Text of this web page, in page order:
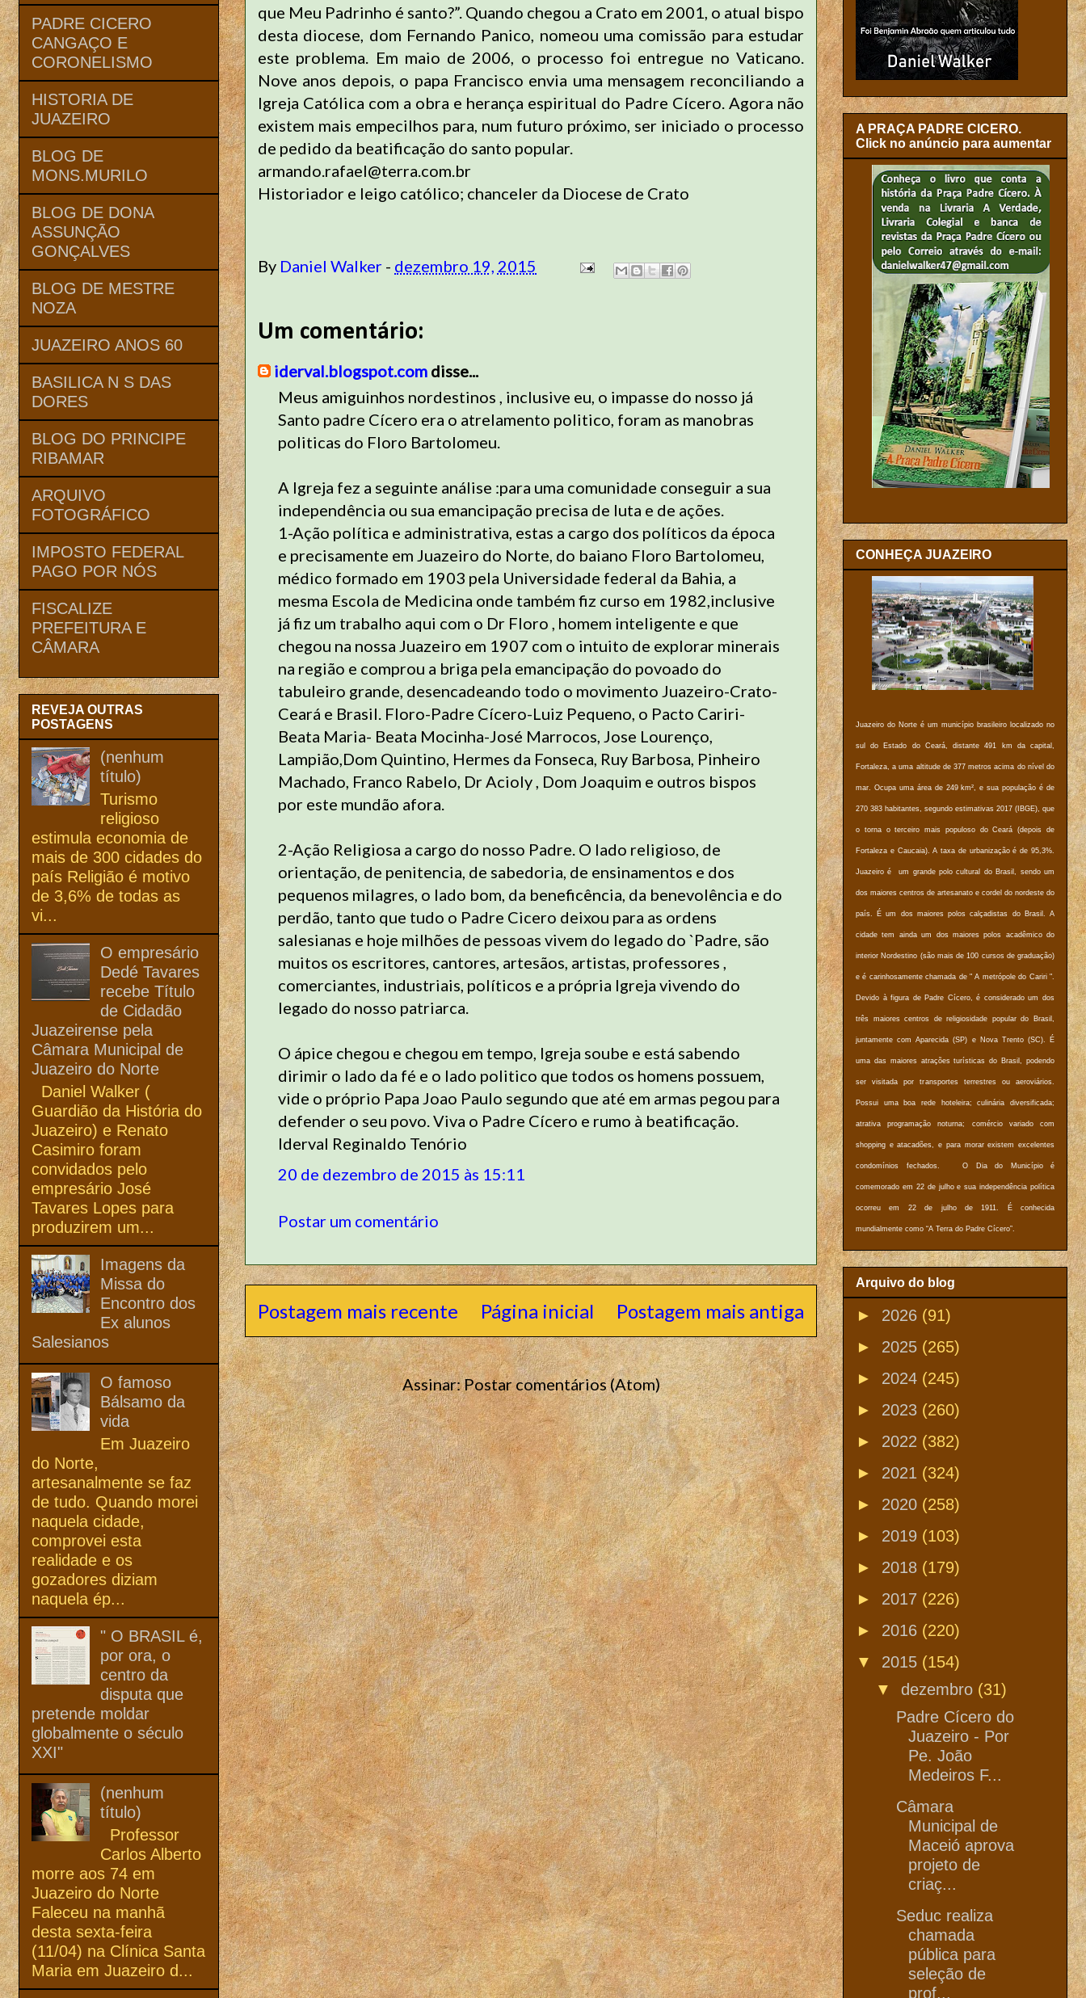
que Meu Padrinho é santo?”. Quando chegou a Crato em 2001, o atual bispo
desta diocese, dom Fernando Panico, nomeou uma comissão para estudar
este problema. Em maio de 2006, o processo foi entregue no Vaticano.
Nove anos depois, o papa Francisco envia uma mensagem reconciliando a
Igreja Católica com a obra e herança espiritual do Padre Cícero. Agora não
existem mais empecilhos para, num futuro próximo, ser iniciado o processo
de pedido da beatificação do santo popular.
armando.rafael@terra.com.br
Historiador e leigo católico; chanceler da Diocese de Crato
By Daniel Walker - dezembro 19, 2015
Um comentário:
iderval.blogspot.com disse...
Meus amiguinhos nordestinos , inclusive eu, o impasse do nosso já
Santo padre Cícero era o atrelamento politico, foram as manobras
politicas do Floro Bartolomeu.
A Igreja fez a seguinte análise :para uma comunidade conseguir a sua
independência ou sua emancipação precisa de luta e de ações.
1-Ação política e administrativa, estas a cargo dos políticos da época
e precisamente em Juazeiro do Norte, do baiano Floro Bartolomeu,
médico formado em 1903 pela Universidade federal da Bahia, a
mesma Escola de Medicina onde também fiz curso em 1982,inclusive
já fiz um trabalho aqui com o Dr Floro , homem inteligente e que
chegou na nossa Juazeiro em 1907 com o intuito de explorar minerais
na região e comprou a briga pela emancipação do povoado do
tabuleiro grande, desencadeando todo o movimento Juazeiro-Crato-
Ceará e Brasil. Floro-Padre Cícero-Luiz Pequeno, o Pacto Cariri-
Beata Maria- Beata Mocinha-José Marrocos, Jose Lourenço,
Lampião,Dom Quintino, Hermes da Fonseca, Ruy Barbosa, Pinheiro
Machado, Franco Rabelo, Dr Acioly , Dom Joaquim e outros bispos
por este mundão afora.
2-Ação Religiosa a cargo do nosso Padre. O lado religioso, de
orientação, de penitencia, de sabedoria, de ensinamentos e dos
pequenos milagres, o lado bom, da beneficência, da benevolência e do
perdão, tanto que tudo o Padre Cicero deixou para as ordens
salesianas e hoje milhões de pessoas vivem do legado do `Padre, são
muitos os escritores, cantores, artesãos, artistas, professores ,
comerciantes, industriais, políticos e a própria Igreja vivendo do
legado do nosso patriarca.
O ápice chegou e chegou em tempo, Igreja soube e está sabendo
dirimir o lado da fé e o lado politico que todos os homens possuem,
vide o próprio Papa Joao Paulo segundo que até em armas pegou para
defender o seu povo. Viva o Padre Cícero e rumo à beatificação.
Iderval Reginaldo Tenório
20 de dezembro de 2015 às 15:11
Postar um comentário
Postagem mais recente Postagem mais antiga
Página inicial
Assinar:Postar comentários (Atom)
PADRE CICERO
CANGAÇO E
CORONELISMO
HISTORIA DE
JUAZEIRO
BLOG DE
MONS.MURILO
BLOG DE DONA
ASSUNÇÃO
GONÇALVES
BLOG DE MESTRE
NOZA
JUAZEIRO ANOS 60
BASILICA N S DAS
DORES
BLOG DO PRINCIPE
RIBAMAR
ARQUIVO
FOTOGRÁFICO
IMPOSTO FEDERAL
PAGO POR NÓS
FISCALIZE
PREFEITURA E
CÂMARA
REVEJA OUTRAS
POSTAGENS
(nenhum
título)
Turismo
religioso
estimula economia de
mais de 300 cidades do
país Religião é motivo
de 3,6% de todas as
vi...
O empresário
Dedé Tavares
recebe Título
de Cidadão
Juazeirense pela
Câmara Municipal de
Juazeiro do Norte
Daniel Walker (
Guardião da História do
Juazeiro) e Renato
Casimiro foram
convidados pelo
empresário José
Tavares Lopes para
produzirem um...
Imagens da
Missa do
Encontro dos
Ex alunos
Salesianos
O famoso
Bálsamo da
vida
Em Juazeiro
do Norte,
artesanalmente se faz
de tudo. Quando morei
naquela cidade,
comprovei esta
realidade e os
gozadores diziam
naquela ép...
" O BRASIL é,
por ora, o
centro da
disputa que
pretende moldar
globalmente o século
XXI"
(nenhum
título)
Professor
Carlos Alberto
morre aos 74 em
Juazeiro do Norte
Faleceu na manhã
desta sexta-feira
(11/04) na Clínica Santa
Maria em Juazeiro d...
A PRAÇA PADRE CICERO.
Click no anúncio para aumentar
CONHEÇA JUAZEIRO
Juazeiro do Norte é um município brasileiro localizado no
sul do Estado do Ceará, distante 491 km da capital,
Fortaleza, a uma altitude de 377 metros acima do nível do
mar. Ocupa uma área de 249 km², e sua população é de
270 383 habitantes, segundo estimativas 2017 (IBGE), que
o torna o terceiro mais populoso do Ceará (depois de
Fortaleza e Caucaia). A taxa de urbanização é de 95,3%.
Juazeiro é um grande polo cultural do Brasil, sendo um
dos maiores centros de artesanato e cordel do nordeste do
país. É um dos maiores polos calçadistas do Brasil. A
cidade tem ainda um dos maiores polos acadêmico do
interior Nordestino (são mais de 100 cursos de graduação)
e é carinhosamente chamada de " A metrópole do Cariri ".
Devido à figura de Padre Cícero, é considerado um dos
três maiores centros de religiosidade popular do Brasil,
juntamente com Aparecida (SP) e Nova Trento (SC). É
uma das maiores atrações turísticas do Brasil, podendo
ser visitada por transportes terrestres ou aeroviários.
Possui uma boa rede hoteleira; culinária diversificada;
atrativa programação noturna; comércio variado com
shopping e atacadões, e para morar existem excelentes
condomínios fechados. O Dia do Município é
comemorado em 22 de julho e sua independência política
ocorreu em 22 de julho de 1911. É conhecida
mundialmente como “A Terra do Padre Cícero”.
Arquivo do blog
► 2026 (91)
► 2025 (265)
► 2024 (245)
► 2023 (260)
► 2022 (382)
► 2021 (324)
► 2020 (258)
► 2019 (103)
► 2018 (179)
► 2017 (226)
► 2016 (220)
▼ 2015 (154)
▼ dezembro (31)
Padre Cícero do
Juazeiro - Por
Pe. João
Medeiros F...
Câmara
Municipal de
Maceió aprova
projeto de
criaç...
Seduc realiza
chamada
pública para
seleção de
prof...